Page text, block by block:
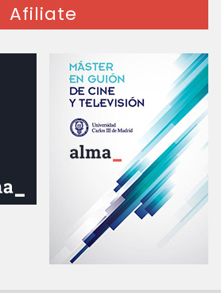
Afiliate